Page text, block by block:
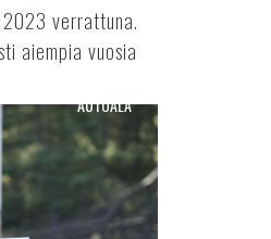
verrattuna.
aiempia vuosia
AUTOALA